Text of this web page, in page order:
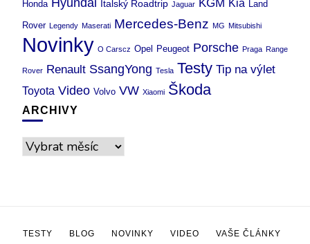
Honda Italský Roadtrip Jaguar KGM Kia Land
Rover Legendy Maserati Mercedes-Benz MG Mitsubishi
Novinky O Carscz Opel Peugeot Porsche Praga Range
Rover Renault SsangYong Tesla Testy Tip na výlet
Toyota Video Volvo VW Xiaomi Škoda
ARCHIVY
TESTY BLOG NOVINKY VIDEO
VAŠE ČLÁNKY